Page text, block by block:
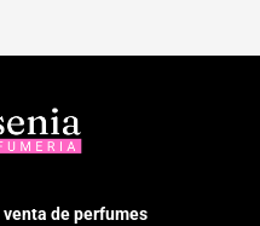
venta de perfumes